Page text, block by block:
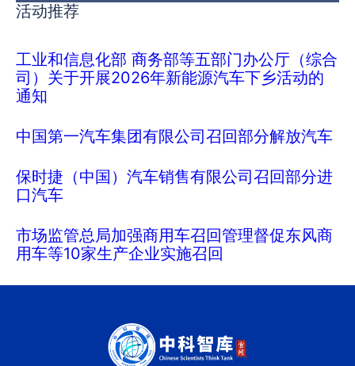
活动推荐
工业和信息化部 商务部等五部门办公厅（综合
司）关于开展2026年新能源汽车下乡活动的
通知
中国第一汽车集团有限公司召回部分解放汽车
保时捷（中国）汽车销售有限公司召回部分进
口汽车
市场监管总局加强商用车召回管理督促东风商
用车等10家生产企业实施召回